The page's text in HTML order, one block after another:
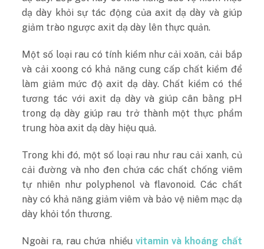
dạ dày khỏi sự tác động của axit dạ dày và giúp
giảm trào ngược axit dạ dày lên thực quản.
Một số loại rau có tính kiềm như cải xoăn, cải bắp
và cải xoong có khả năng cung cấp chất kiềm để
làm giảm mức độ axit dạ dày. Chất kiềm có thể
tương tác với axit dạ dày và giúp cân bằng pH
trong dạ dày giúp rau trở thành một thực phẩm
trung hòa axit dạ dày hiệu quả.
Trong khi đó, một số loại rau như rau cải xanh, củ
cải đường và nho đen chứa các chất chống viêm
tự nhiên như polyphenol và flavonoid. Các chất
này có khả năng giảm viêm và bảo vệ niêm mạc dạ
dày khỏi tổn thương.
Ngoài ra, rau chứa nhiều vitamin và khoáng chất